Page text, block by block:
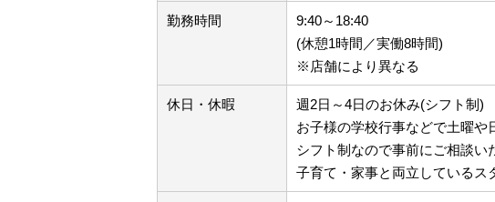
勤務時間
9:40～18:40
(休憩1時間／実働8時間)
※店舗により異なる
休日・休暇
週2日～4日のお休み(シフト制)
お子様の学校行事などで土曜や
シフト制なので事前にご相談い
子育て・家事と両立しているス